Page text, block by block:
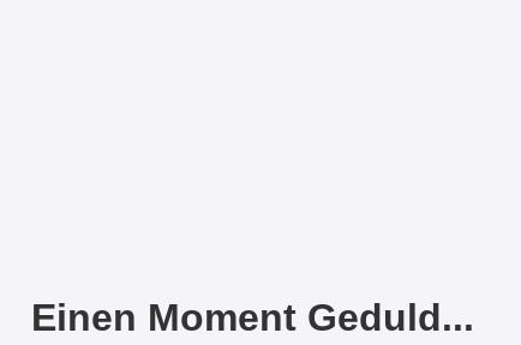
Einen Moment Geduld...